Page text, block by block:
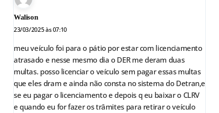
Walison
23/03/2025 às 07:10
meu veículo foi para o pátio por estar com licenciamento
atrasado e nesse mesmo dia o DER me deram duas
multas. posso licenciar o veículo sem pagar essas multas
que eles dram e ainda não consta no sistema do Detran,e
se eu pagar o licenciamento e depois q eu baixar o CLRV
e quando eu for fazer os trâmites para retirar o veículo